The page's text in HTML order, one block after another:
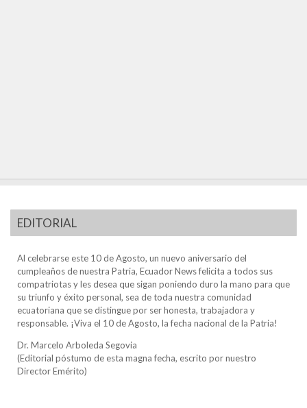
EDITORIAL
Al celebrarse este 10 de Agosto, un nuevo aniversario del
cumpleaños de nuestra Patria, Ecuador News felicita a todos sus
compatriotas y les desea que sigan poniendo duro la mano para que
su triunfo y éxito personal, sea de toda nuestra comunidad
ecuatoriana que se distingue por ser honesta, trabajadora y
responsable. ¡Viva el 10 de Agosto, la fecha nacional de la Patria!
Dr. Marcelo Arboleda Segovia
(Editorial póstumo de esta magna fecha, escrito por nuestro
Director Emérito)